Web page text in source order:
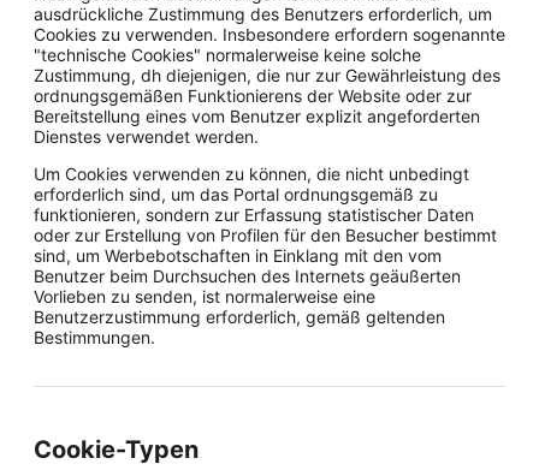
ausdrückliche Zustimmung des Benutzers erforderlich, um
Cookies zu verwenden. Insbesondere erfordern sogenannte
"technische Cookies" normalerweise keine solche
Zustimmung, dh diejenigen, die nur zur Gewährleistung des
ordnungsgemäßen Funktionierens der Website oder zur
Bereitstellung eines vom Benutzer explizit angeforderten
Dienstes verwendet werden.
Um Cookies verwenden zu können, die nicht unbedingt
erforderlich sind, um das Portal ordnungsgemäß zu
funktionieren, sondern zur Erfassung statistischer Daten
oder zur Erstellung von Profilen für den Besucher bestimmt
sind, um Werbebotschaften in Einklang mit den vom
Benutzer beim Durchsuchen des Internets geäußerten
Vorlieben zu senden, ist normalerweise eine
Benutzerzustimmung erforderlich, gemäß geltenden
Bestimmungen.
Cookie-Typen